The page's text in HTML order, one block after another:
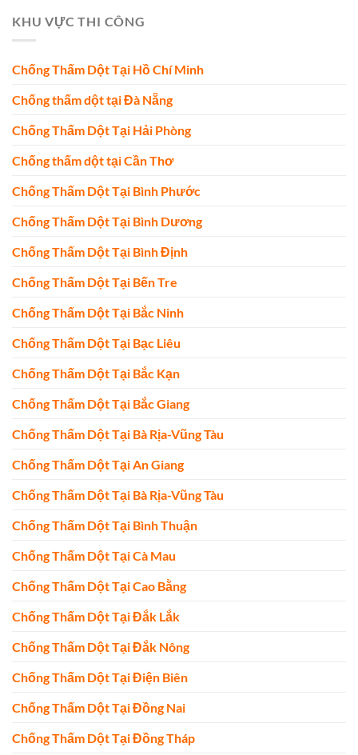
KHU VỰC THI CÔNG
Chống Thấm Dột Tại Hồ Chí Minh
Chống thấm dột tại Đà Nẵng
Chống Thấm Dột Tại Hải Phòng
Chống thấm dột tại Cần Thơ
Chống Thấm Dột Tại Bình Phước
Chống Thấm Dột Tại Bình Dương
Chống Thấm Dột Tại Bình Định
Chống Thấm Dột Tại Bến Tre
Chống Thấm Dột Tại Bắc Ninh
Chống Thấm Dột Tại Bạc Liêu
Chống Thấm Dột Tại Bắc Kạn
Chống Thấm Dột Tại Bắc Giang
Chống Thấm Dột Tại Bà Rịa-Vũng Tàu
Chống Thấm Dột Tại An Giang
Chống Thấm Dột Tại Bà Rịa-Vũng Tàu
Chống Thấm Dột Tại Bình Thuận
Chống Thấm Dột Tại Cà Mau
Chống Thấm Dột Tại Cao Bằng
Chống Thấm Dột Tại Đắk Lắk
Chống Thấm Dột Tại Đắk Nông
Chống Thấm Dột Tại Điện Biên
Chống Thấm Dột Tại Đồng Nai
Chống Thấm Dột Tại Đồng Tháp